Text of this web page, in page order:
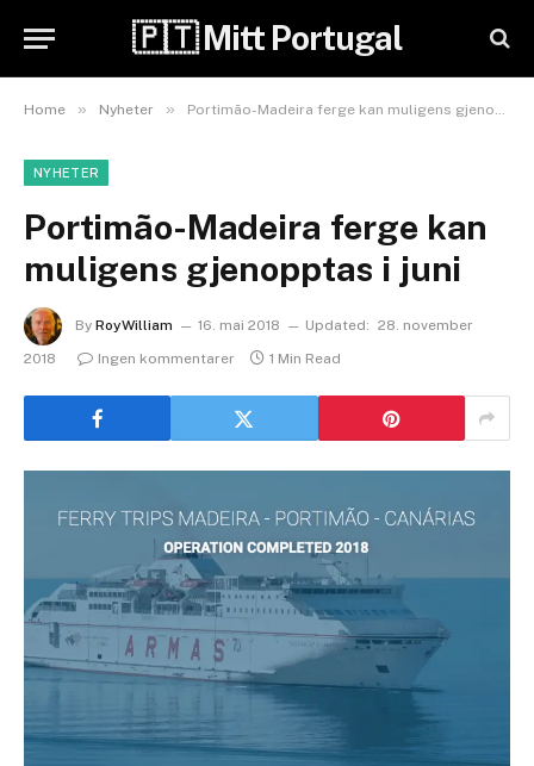
🇵🇹 Mitt Portugal
Home » Nyheter » Portimão-Madeira ferge kan muligens gjenopptas i juni
NYHETER
Portimão-Madeira ferge kan
muligens gjenopptas i juni
By RoyWilliam 16. mai 2018 Updated: 28. november
2018
Ingen kommentarer 1 Min Read